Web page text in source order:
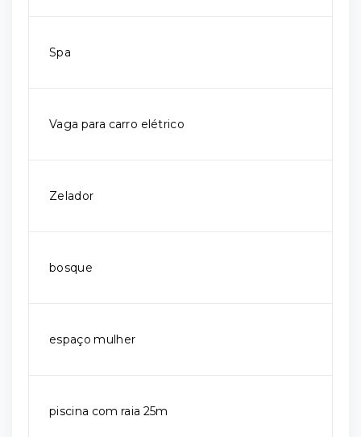
Spa
Vaga para carro elétrico
Zelador
bosque
espaço mulher
piscina com raia 25m